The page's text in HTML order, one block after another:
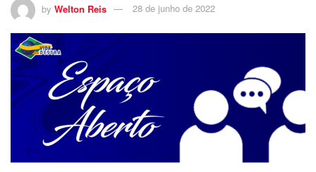
by Welton Reis 28 de junho de 2022